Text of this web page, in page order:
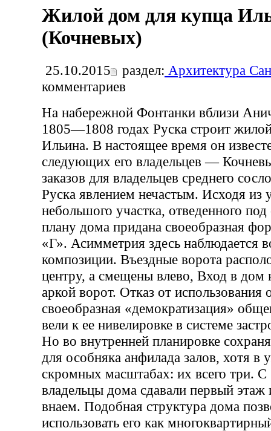
Жилой дом для купца
(Кочневых)
25.10.2015 раздел: Архитектура
комментариев
На набережной Фонтанки вблизи
1805—1808 годах Руска строит
Ильина. В настоящее время он
следующих его владельцев —
заказов для владельцев среднего
Руска явлением нечастым. Исходя из
небольшого участка, отведенного под
плану дома придана своеобразная
«Г». Асимметрия здесь наблюдается
композиции. Въездные ворота
центру, а смещены влево, Вход в дом
аркой ворот. Отказ от использования
своеобразная «демократизация»
вели к ее нивелировке в системе
Но во внутренней планировке
для особняка анфилада залов, хотя в
скромных масштабах: их всего три. С
владельцы дома сдавали первый этаж
внаем. Подобная структура дома
использовать его как